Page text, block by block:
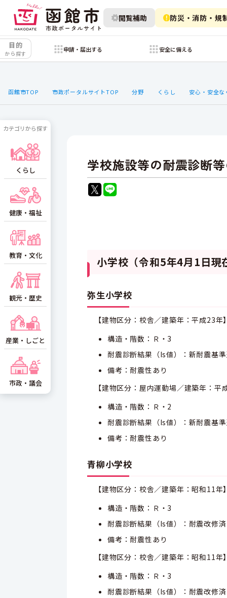
閲覧補助 防災・消防・規
目的
から探す
申請・届出する 安全に備える
函館市TOP 市政ポータルサイトTOP 分野 くらし 安心・安全な
学校施設等の耐震診断
小学校（令和5年4月1日現
弥生小学校
【建物区分：校舎／建築年：平成23年】
構造・階数：Ｒ・3
耐震診断結果（Is値）：新耐震基
備考：耐震性あり
【建物区分：屋内運動場／建築年：平
構造・階数：Ｒ・2
耐震診断結果（Is値）：新耐震基
備考：耐震性あり
青柳小学校
【建物区分：校舎／建築年：昭和11年】
構造・階数：Ｒ・3
耐震診断結果（Is値）：耐震改修済
備考：耐震性あり
【建物区分：校舎／建築年：昭和11年】
構造・階数：Ｒ・3
耐震診断結果（Is値）：耐震改修済
カテゴリから探す
くらし
健康・福祉
教育・文化
観光・歴史
産業・しごと
市政・議会